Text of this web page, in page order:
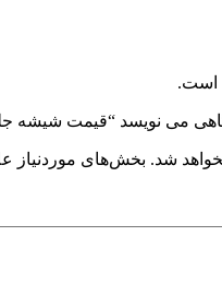
است.
می نویسد “قیمت شیشه
شد. بخش‌های موردنیاز